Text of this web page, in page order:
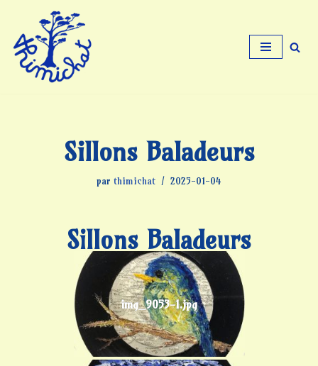
Aller
au
contenu
Sillons Baladeurs
par thimichat 2025-01-04
Sillons Baladeurs
img_9053-1.jpg